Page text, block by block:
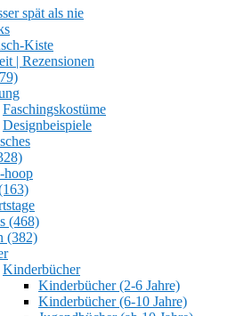
spät als nie
Kiste
| Rezensionen
Faschingskostüme
Designbeispiele
hoop
(468)
(382)
Kinderbücher
Kinderbücher (2-6 Jahre)
Kinderbücher (6-10 Jahre)